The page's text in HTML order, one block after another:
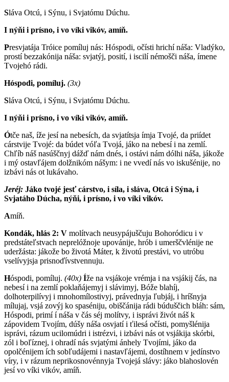
Sláva Otcú, i Sýnu, i Svjatómu Dúchu.
I nýňi i prísno, i vo víki vikóv, amíň.
Presvjatája Tróice pomíluj nás: Hóspodi, očísti hrichí náša: Vladýko,
prostí bezzakónija náša: svjatýj, posití, i iscilí némošči náša, ímene
Tvojehó rádi.
Hóspodi, pomíluj. (3x)
Sláva Otcú, i Sýnu, i Svjatómu Dúchu.
I nýňi i prísno, i vo víki vikóv, amíň.
Ótče naš, íže jesí na nebesích, da svjatítsja ímja Tvojé, da priídet
cárstvije Tvojé: da búdet vóľa Tvojá, jáko na nebesí i na zemlí.
Chľíb náš nasúščnyj dážď nám dnés, i ostávi nám dólhi náša, jákože
i mý ostavľájem dolžnikóm nášym: i ne vvedí nás vo iskušénije, no
izbávi nás ot lukávaho.
Jeréj: Jáko tvojé jesť cárstvo, i síla, i sláva, Otcá i Sýna, i
Svjatáho Dúcha, nýňi, i prísno, i vo víki vikóv.
Amíň.
Kondák, hlás 2: V molítvach neusypájuščuju Bohoródicu i v
predstáteľstvach neprelóžnoje upovánije, hrób i umerščvlénije ne
uderžásta: jákože bo životá Máter, k životú prestávi, vo utróbu
vselívyjsja prisnoďívstvennuju.
Hóspodi, pomíluj. (40x) Íže na vsjákoje vrémja i na vsjákij čás, na
nebesí i na zemlí poklaňájemyj i slávimyj, Bóže blahíj,
dolhoterpilívyj i mnohomílostivyj, právednyja ľubjáj, i hríšnyja
mílujaj, vsjá zovýj ko spaséniju, obiščánija rádi búduščich bláh: sám,
Hóspodi, primí í náša v čás séj molítvy, i isprávi živót náš k
zápovidem Tvojím, dúšy náša osvjatí i ťilesá očísti, pomyšlénija
isprávi, rázum ucilomúdri i istrézvi, i izbávi nás ot vsjákija skórbi,
zól i boľíznej, i ohradí nás svjatými ánhely Tvojími, jáko da
opolčénijem ích sobľudájemi i nastavľájemi, dostíhnem v jedínstvo
víry, i v rázum neprikosnovénnyja Tvojejá slávy: jáko blahoslovén
jesí vo víki vikóv, amíň.